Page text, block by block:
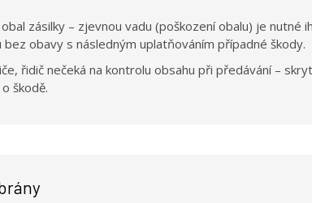
zásilky – zjevnou vadu (poškození obalu) je nutné
obavy s následným uplatňováním případné škody.
řidič nečeká na kontrolu obsahu při předávání –
škodě.